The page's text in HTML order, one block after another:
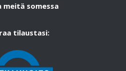
meitä somessa
tilaustasi: